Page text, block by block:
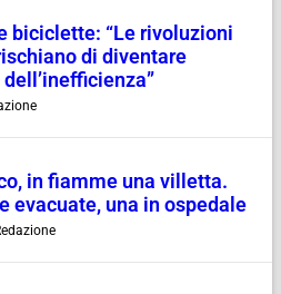
biciclette: “Le rivoluzioni
di diventare
in fiamme una villetta.
evacuate, una in ospedale